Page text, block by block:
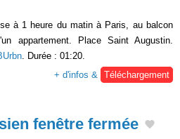
à 1 heure du matin à Paris, au balcon
appartement. Place Saint Augustin.
. Durée : 01:20.
+ d'infos & Téléchargement
fenêtre fermée